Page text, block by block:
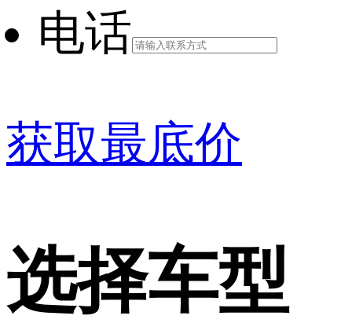
电话
获取最底价
选择车型